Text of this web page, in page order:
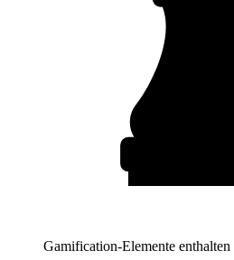
Gamification-Elemente enthalten